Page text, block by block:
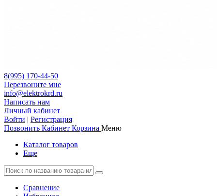
8(995) 170-44-50
Перезвоните мне
info@elektrokrd.ru
Написать нам
Личный кабинет
Войти | Регистрация
Позвонить Кабинет Корзина Меню
Каталог товаров
Еще
Сравнение